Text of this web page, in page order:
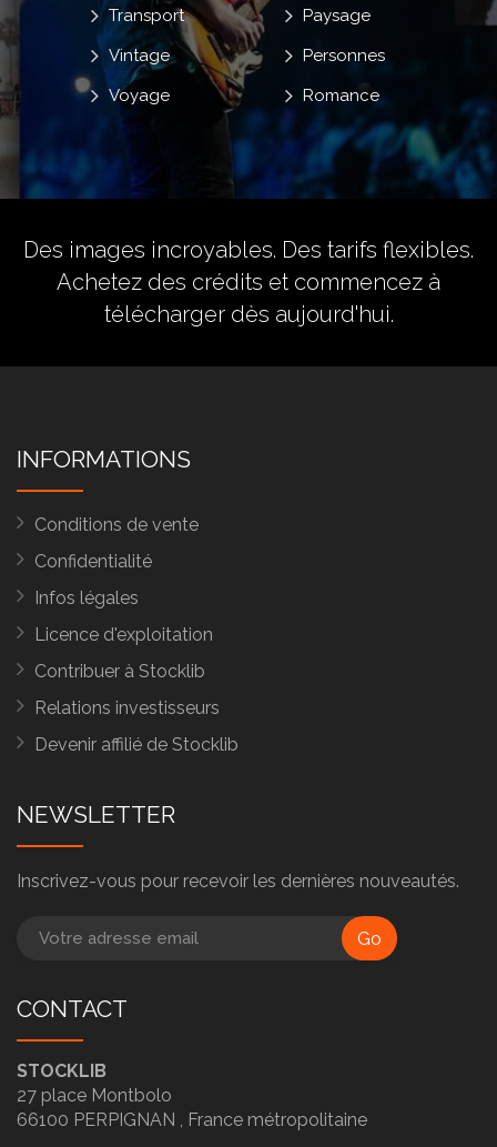
Paysage
Personnes
Romance
Transport
Vintage
Voyage
Des images incroyables. Des tarifs flexibles.
Achetez des crédits et commencez à
télécharger dès aujourd'hui.
INFORMATIONS
Conditions de vente
Confidentialité
Infos légales
Licence d'exploitation
Contribuer à Stocklib
Relations investisseurs
Devenir affilié de Stocklib
NEWSLETTER
Inscrivez-vous pour recevoir les dernières nouveautés.
Go
CONTACT
STOCKLIB
27 place Montbolo
66100 PERPIGNAN , France métropolitaine